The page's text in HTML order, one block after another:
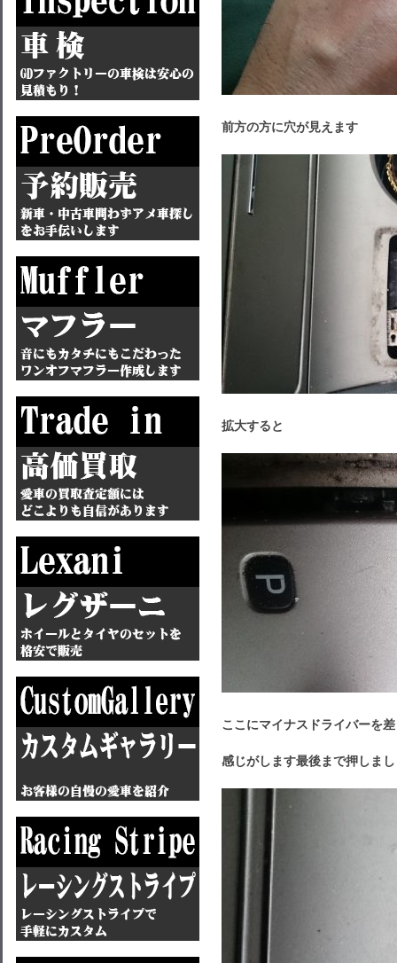
前方の方に穴が見えます
拡大すると
ここにマイナスドライバーを
感じがします最後まで押しま